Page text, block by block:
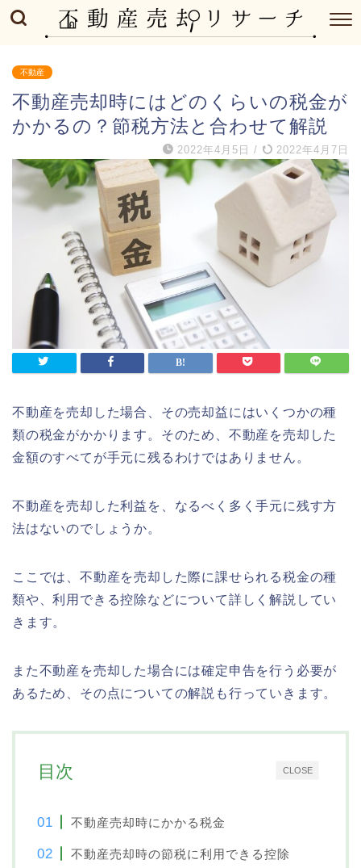
不動産
不動産売却時にはどのくらいの税金が
かかるの？節税方法と合わせて解説
2022年4月5日 / 2022年4月7日
不動産を売却した場合、その売却益にはいくつかの種
類の税金がかかります。そのため、不動産を売却した
金額のすべてが手元に残るわけではありません。
不動産を売却した利益を、なるべく多く手元に残す方
法はないのでしょうか。
ここでは、不動産を売却した際に課せられる税金の種
類や、利用できる控除などについて詳しく解説してい
きます。
また不動産を売却した場合には確定申告を行う必要が
あるため、その点についての解説も行っていきます。
CLOSE
目次
不動産売却時にかかる税金
不動産売却時の節税に利用できる控除